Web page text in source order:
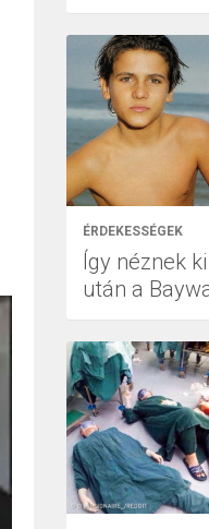
ÉRDEKESSÉGEK
Így néznek
után a